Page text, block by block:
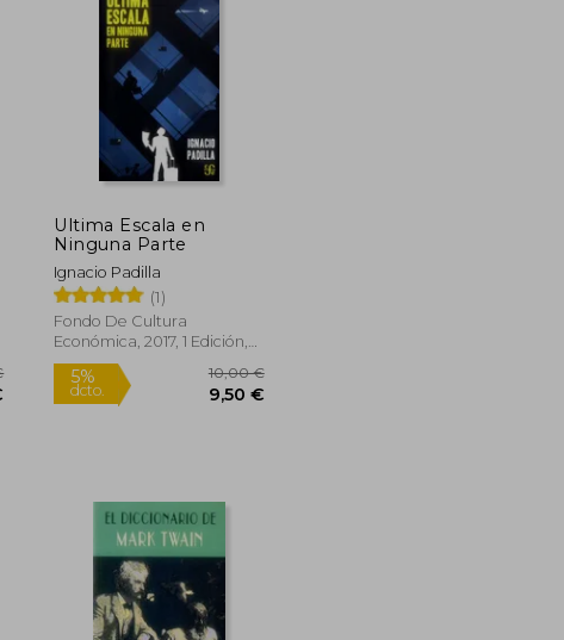
13,95 €
13,25 €
Ultima Escala en
Ninguna Parte
Ignacio Padilla
(1)
Fondo De Cultura
Económica, 2017, 1 Edición,
Tapa Blanda, Nuevo
5%
dcto.